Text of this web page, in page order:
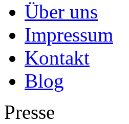
Über uns
Impressum
Kontakt
Blog
Presse